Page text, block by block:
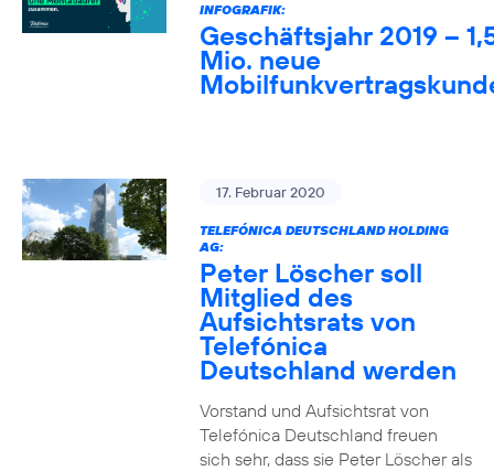
INFOGRAFIK:
Geschäftsjahr 2019 –
Mio. neue
17. Februar 2020
TELEFÓNICA DEUTSCHLAND HOLDING
AG:
Peter Löscher soll
Mitglied des
Aufsichtsrats von
Telefónica
Deutschland werden
Vorstand und Aufsichtsrat von
Telefónica Deutschland freuen
sich sehr, dass sie Peter Löscher als